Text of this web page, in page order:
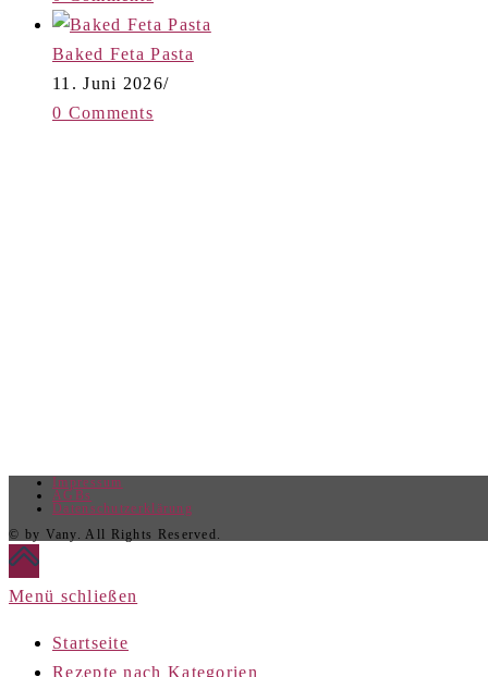
Baked Feta Pasta
11. Juni 2026/
0 Comments
Impressum
AGBs
Datenschutzerklärung
© by Vany. All Rights Reserved.
Menü schließen
Startseite
Rezepte nach Kategorien